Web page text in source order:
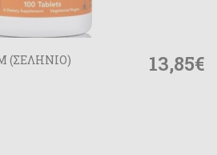
(ΣΕΛΗΝΙΟ)
13,85€